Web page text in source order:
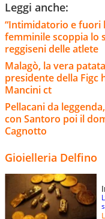
Leggi anche:
“Intimidatorio e fuori
femminile scoppia lo
reggiseni delle atlete
Malagò, la vera
presidente della Figc
Mancini ct
Pellacani da
con Santoro poi il
Cagnotto
Gioielleria Delfino